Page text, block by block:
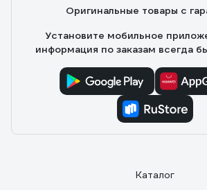
Оригинальные товары с
Установите мобильное
информация по заказам всегда
Каталог